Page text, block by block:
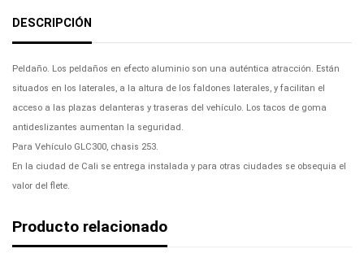
DESCRIPCIÓN
Peldaño. Los peldaños en efecto aluminio son una auténtica atracción. Están
situados en los laterales, a la altura de los faldones laterales, y facilitan el
acceso a las plazas delanteras y traseras del vehículo. Los tacos de goma
antideslizantes aumentan la seguridad.
Para Vehículo GLC300, chasis 253.
En la ciudad de Cali se entrega instalada y para otras ciudades se obsequia el
valor del flete.
Producto relacionado